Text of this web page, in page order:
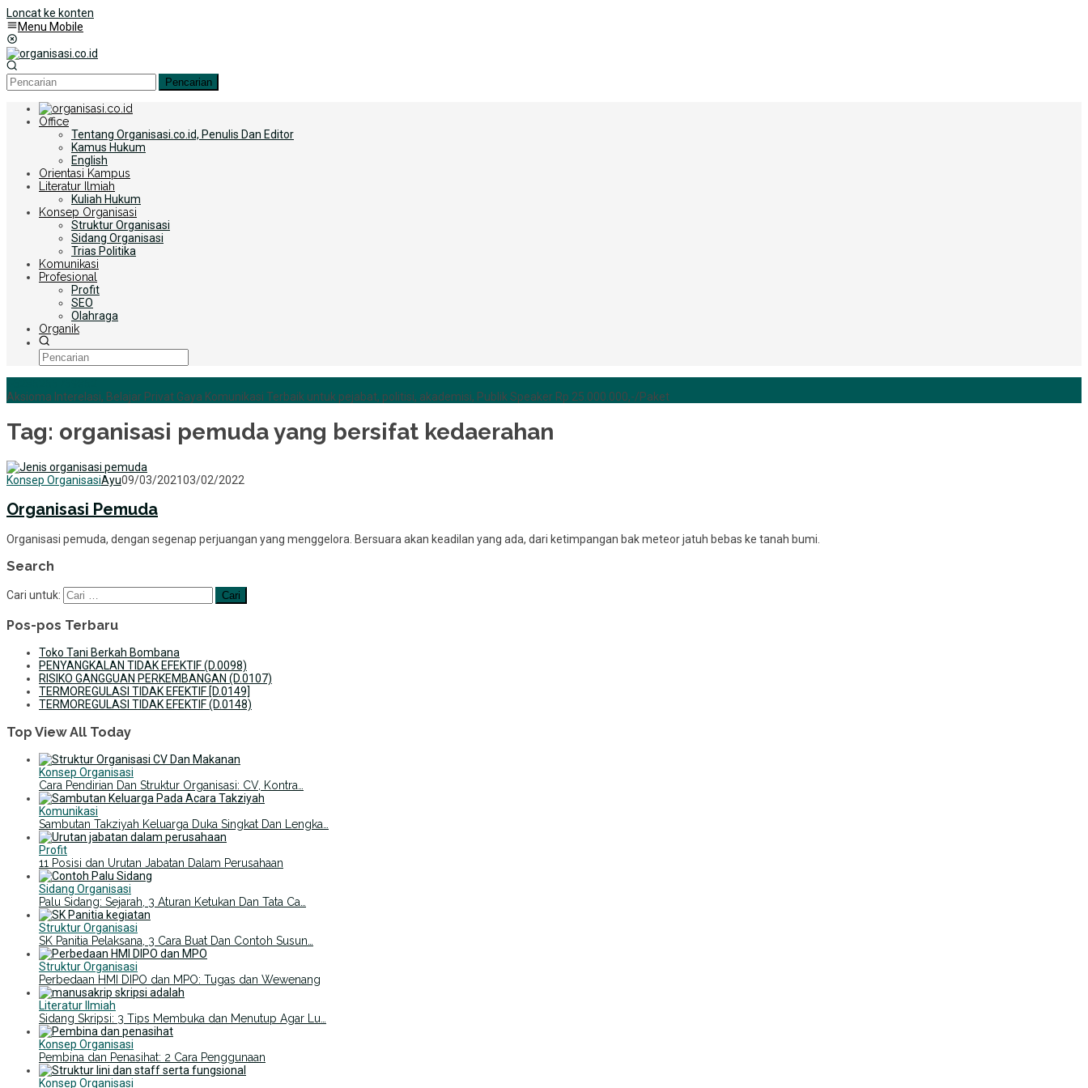
Loncat ke konten
Menu Mobile
Pencarian
Office
Tentang Organisasi.co.id, Penulis Dan Editor
Kamus Hukum
English
Orientasi Kampus
Literatur Ilmiah
Kuliah Hukum
Konsep Organisasi
Struktur Organisasi
Sidang Organisasi
Trias Politika
Komunikasi
Profesional
Profit
SEO
Olahraga
Organik
Aksioma Interelasi, Belajar Privat Gaya Komunikasi Terbaik untuk pejabat, politisi, akademisi, Publik Speaker Rp 25.000.000,-/Paket
Tag: organisasi pemuda yang bersifat kedaerahan
Konsep OrganisasiAyu09/03/202103/02/2022
Organisasi Pemuda
Organisasi pemuda, dengan segenap perjuangan yang menggelora. Bersuara akan keadilan yang ada, dari ketimpangan bak meteor jatuh bebas ke tanah bumi.
Search
Cari untuk:
Pos-pos Terbaru
Toko Tani Berkah Bombana
PENYANGKALAN TIDAK EFEKTIF (D.0098)
RISIKO GANGGUAN PERKEMBANGAN (D.0107)
TERMOREGULASI TIDAK EFEKTIF [D.0149]
TERMOREGULASI TIDAK EFEKTIF (D.0148)
Top View All Today
Konsep Organisasi
Cara Pendirian Dan Struktur Organisasi: CV, Kontra…
Komunikasi
Sambutan Takziyah Keluarga Duka Singkat Dan Lengka…
Profit
11 Posisi dan Urutan Jabatan Dalam Perusahaan
Sidang Organisasi
Palu Sidang: Sejarah, 3 Aturan Ketukan Dan Tata Ca…
Struktur Organisasi
SK Panitia Pelaksana, 3 Cara Buat Dan Contoh Susun…
Struktur Organisasi
Perbedaan HMI DIPO dan MPO: Tugas dan Wewenang
Literatur Ilmiah
Sidang Skripsi: 3 Tips Membuka dan Menutup Agar Lu…
Konsep Organisasi
Pembina dan Penasihat: 2 Cara Penggunaan
Konsep Organisasi